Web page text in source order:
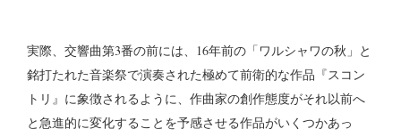
実際、交響曲第3番の前には、16年前の「ワルシャワの秋」と
銘打たれた音楽祭で演奏された極めて前衛的な作品『スコン
トリ』に象徴されるように、作曲家の創作態度がそれ以前へ
と急進的に変化することを予感させる作品がいくつかあっ